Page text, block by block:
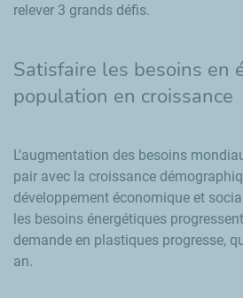
relever 3 grands défis.
Satisfaire les besoins en
population en croissance
L’augmentation des besoins
pair avec la croissance
développement économique et
les besoins énergétiques
demande en plastiques progresse,
an.